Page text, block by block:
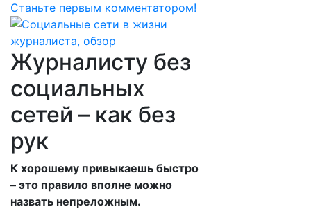
Станьте первым комментатором!
Журналисту без
социальных
сетей – как без
рук
К хорошему привыкаешь быстро
– это правило вполне можно
назвать непреложным.